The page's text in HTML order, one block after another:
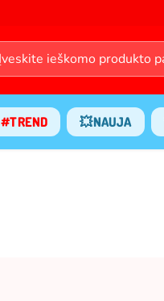
#TREND 💥NAUJA